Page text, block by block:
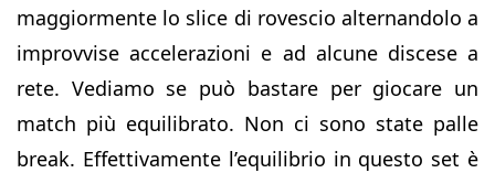
maggiormente lo slice di rovescio alternandolo a
improvvise accelerazioni e ad alcune discese a
rete. Vediamo se può bastare per giocare un
match più equilibrato. Non ci sono state palle
break. Effettivamente l’equilibrio in questo set è